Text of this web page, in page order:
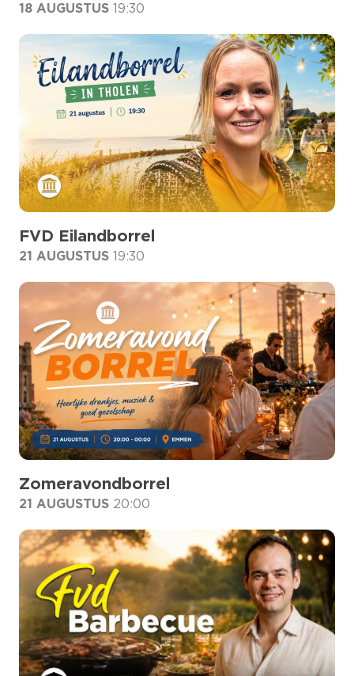
18 AUGUSTUS 19:30
FVD Eilandborrel
21 AUGUSTUS 19:30
Zomeravondborrel
21 AUGUSTUS 20:00